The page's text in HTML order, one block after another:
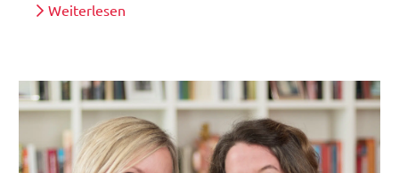
Weiterlesen